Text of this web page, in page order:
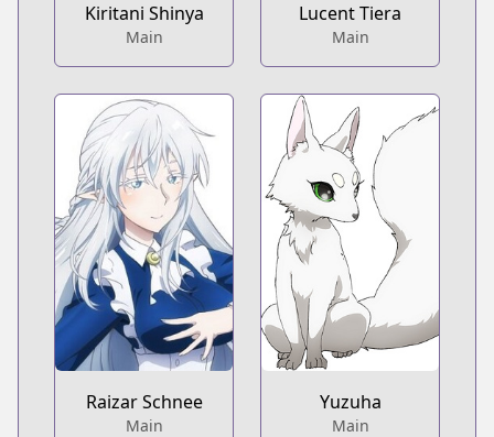
Kiritani Shinya
Main
Lucent Tiera
Main
Raizar Schnee
Main
Yuzuha
Main